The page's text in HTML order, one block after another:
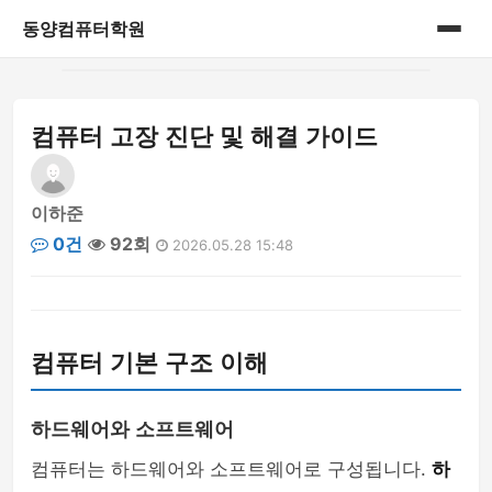
동양컴퓨터학원
게시판
컴퓨터 고장 진단 및 해결 가이드
이하준
0건
92회 2026.05.28 15:48
컴퓨터 기본 구조 이해
하드웨어와 소프트웨어
컴퓨터는 하드웨어와 소프트웨어로 구성됩니다. 하